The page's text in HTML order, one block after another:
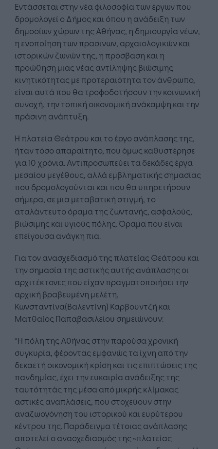
Εντάσσεται στην νέα φιλοσοφία των έργων που
δρομολογεί ο Δήμος και όπου η ανάδειξη των
δημοσίων χώρων της Αθήνας, η δημιουργία νέων,
η ενοποίηση των πρασινων, αρχαιολογικών και
ιστορικών ζωνών της, η πρόσβαση και η
προώθηση μιας νέας αντίληψης βιώσιμης
κινητικότητας με προτεραιότητα τον άνθρωπο,
είναι αυτά που θα τροφοδοτήσουν την κοινωνική
συνοχή, την τοπική οικονομική ανάκαμψη και την
πράσινη ανάπτυξη.
Η πλατεία Θεάτρου και το έργο ανάπλασης της,
ήταν τόσο απαραίτητο, που όμως καθυστέρησε
για 10 χρόνια. Αντιπροσωπεύει τα δεκάδες έργα
μεσαίου μεγέθους, αλλά εμβληματικής σημασίας
που δρομολογούνται και που θα υπηρετήσουν
σήμερα, σε μια μεταβατική στιγμή, το
αταλάντευτο όραμα της ζωντανής, ασφαλούς,
βιώσιμης και υγιούς πόλης. Όραμα που είναι
επείγουσα ανάγκη πια.
Για τον ανασχεδιασμό της πλατείας Θεάτρου και
την σημασία της αστικής αυτής ανάπλασης οι
αρχιτέκτονες που είχαν πραγματοποιήσει την
αρχική βραβευμένη μελέτη,
Κωνσταντίνα(Βαλεντίνη) Καρβουντζή και
Ματθαίος Παπαβασιλείου σημειώνουν:
“Η πόλη της Αθήνας στην παρούσα χρονική
συγκυρία, φέροντας εμφανώς τα ίχνη από την
δεκαετή οικονομική κρίση και τις επιπτώσεις της
πανδημίας, έχει την ευκαιρία ανάδειξης της
ταυτότητάς της μέσα από μικρής κλίμακας
αστικές αναπλάσεις, που στοχεύουν στην
αναζωογόνηση του ιστορικού και ευρύτερου
κέντρου της. Παράδειγμα τέτοιας ανάπλασης
αποτελεί ο ανασχεδιασμός της «πλατείας